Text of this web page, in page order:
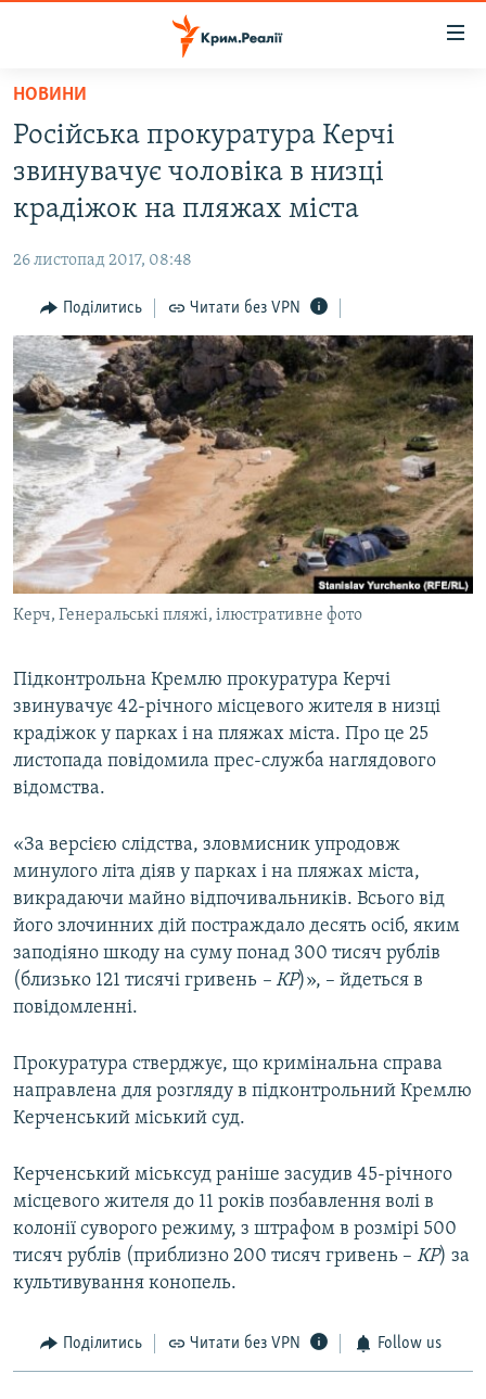
Перейти
основного
матеріалу
до
основної
Перейти
до
пошуку
ВІДЕО ТА ФОТО
БЛОГИ
ПОГЛЯД
ІНТЕРВ'Ю
ВСЕ ЗА ДЕНЬ
СПЕЦПРОЕКТИ
ДЕПОРТАЦІЯ
ВІДЕОУРОКИ «ELIFBE»
СВІДЧЕННЯ ОКУПАЦІЇ
УКРАЇНСЬКА ПРОБЛЕМА КРИМУ
ІНФОГРАФІКА
ЯК ОБІЙТИ БЛОКУВАННЯ
Русский
Qırımtatar
ДОЛУЧАЙСЯ!
Усі сайти RFE/RL
НОВИНИ
Російська прокуратура Керчі
звинувачує чоловіка в низці
крадіжок на пляжах міста
26 листопад 2017, 08:48
Поділитись Читати без VPN
Керч, Генеральські пляжі, ілюстративне фото
Підконтрольна Кремлю прокуратура Керчі
звинувачує 42-річного місцевого жителя в низці
крадіжок у парках і на пляжах міста. Про це 25
листопада повідомила прес-служба наглядового
відомства.
«За версією слідства, зловмисник упродовж
минулого літа діяв у парках і на пляжах міста,
викрадаючи майно відпочивальників. Всього від
його злочинних дій постраждало десять осіб, яким
заподіяно шкоду на суму понад 300 тисяч рублів
(близько 121 тисячі гривень – КР)», – йдеться в
повідомленні.
Прокуратура стверджує, що кримінальна справа
направлена для розгляду в підконтрольний Кремлю
Керченський міський суд.
Керченський міськсуд раніше засудив 45-річного
місцевого жителя до 11 років позбавлення волі в
колонії суворого режиму, з штрафом в розмірі 500
тисяч рублів (приблизно 200 тисяч гривень – КР) за
культивування конопель.
Поділитись Читати без VPN Follow us